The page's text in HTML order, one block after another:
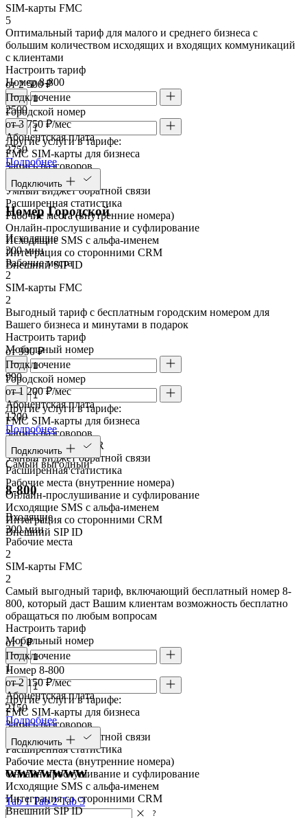
SIM-карты FMC
5
Оптимальный тариф для малого и среднего бизнеса с
большим количеством исходящих и входящих коммуникаций
с клиентами
Настроить тариф
Номер 8-800
Городской номер
Другие услуги в тарифе:
FMC SIM-карты для бизнеса
Запись разговоров
Речевая аналитика
Умный виджет обратной связи
Расширенная статистика
Рабочие места (внутренние номера)
Онлайн-прослушивание и суфлирование
Исходящие SMS с альфа-именем
Интеграция со сторонними CRM
Внешний SIP ID
от 2 500 ₽
Подключение
2500
от 3 750 ₽/мес
Абонентская плата
3750
Подробнее
Подключить
Номер Городской
Исходящие
300 мин
Рабочие места
2
SIM-карты FMC
2
Выгодный тариф с бесплатным городским номером для
Вашего бизнеса и минутами в подарок
Настроить тариф
Мобильный номер
Городской номер
Другие услуги в тарифе:
FMC SIM-карты для бизнеса
Запись разговоров
Голосовое меню IVR
Умный виджет обратной связи
Расширенная статистика
Рабочие места (внутренние номера)
Онлайн-прослушивание и суфлирование
Исходящие SMS с альфа-именем
Интеграция со сторонними CRM
Внешний SIP ID
от 990 ₽
Подключение
990
от 1 200 ₽/мес
Абонентская плата
1200
Подробнее
Подключить
Самый выгодный
8-800
Входящие
300 мин
Рабочие места
2
SIM-карты FMC
2
Самый выгодный тариф, включающий бесплатный номер 8-
800, который даст Вашим клиентам возможность бесплатно
обращаться по любым вопросам
Настроить тариф
Мобильный номер
Номер 8-800
Другие услуги в тарифе:
FMC SIM-карты для бизнеса
Запись разговоров
Умный виджет обратной связи
Расширенная статистика
Рабочие места (внутренние номера)
Онлайн-прослушивание и суфлирование
Исходящие SMS с альфа-именем
Интеграция со сторонними CRM
Внешний SIP ID
от 1 ₽
Подключение
1
от 2 150 ₽/мес
Абонентская плата
2150
Подробнее
Подключить
wwwwwww
Tab 1Tab 2Tab 3